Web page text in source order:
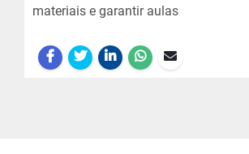
materiais e garantir aulas